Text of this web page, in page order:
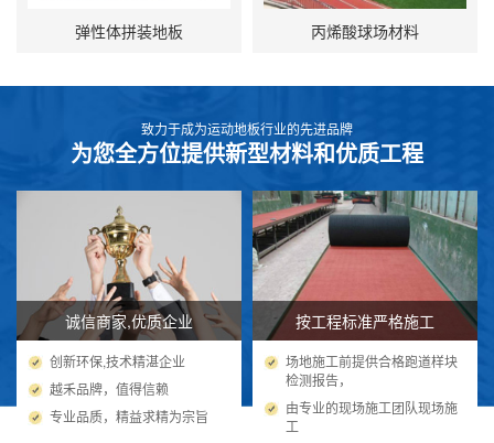
弹性体拼装地板 丙烯酸球场材料
致力于成为运动地板行业的先进品牌
为您全方位提供新型材料和优质工程
诚信商家,优质企业
创新环保,技术精湛企业
越禾品牌，值得信赖
专业品质，精益求精为宗旨
按工程标准严格施工
场地施工前提供合格跑道样块
检测报告，
由专业的现场施工团队现场施
工